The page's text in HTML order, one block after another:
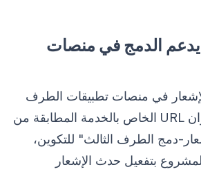
يدعم الدمج في منصات
في منصات تطبيقات الطرف
الثالث. بعد ملء عنوان URL الخاص بالخدمة المطابقة من
دمج الطرف الثالث" للتكوين،
بتفعيل حدث الإشعار